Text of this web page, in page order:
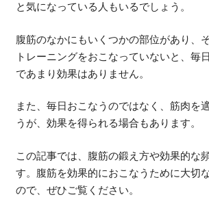
ふるなび
ENGLISH
と気になっている人もいるでしょう。
腹筋のなかにもいくつかの部位があり、
トレーニングをおこなっていないと、毎
であまり効果はありません。
また、毎日おこなうのではなく、筋肉を
うが、効果を得られる場合もあります。
この記事では、腹筋の鍛え方や効果的な
す。腹筋を効果的におこなうために大切
ので、ぜひご覧ください。